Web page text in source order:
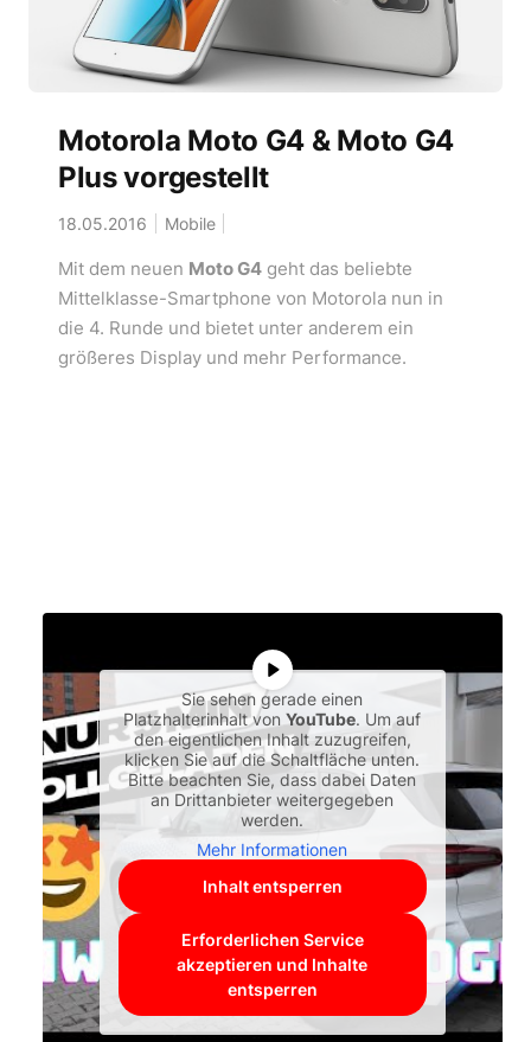
Motorola Moto G4 & Moto G4
Plus vorgestellt
18.05.2016 Mobile
Mit dem neuen Moto G4geht das beliebte
Mittelklasse-Smartphone von Motorola nun in
die 4. Runde und bietet unter anderem ein
größeres Display und mehr Performance.
Sie sehen gerade einen
Platzhalterinhalt vonYouTube. Um auf
den eigentlichen Inhalt zuzugreifen,
klicken Sie auf die Schaltfläche unten.
Bitte beachten Sie, dass dabei Daten
an Drittanbieter weitergegeben
werden.
Mehr Informationen
Inhalt entsperren
Erforderlichen Service
akzeptieren und Inhalte
entsperren